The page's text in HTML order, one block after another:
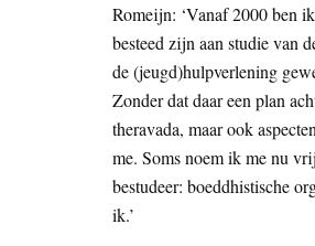
Romeijn: ‘Vanaf 2000 ben
besteed zijn aan studie van
de (jeugd)hulpverlening
Zonder dat daar een plan
theravada, maar ook
me. Soms noem ik me nu
bestudeer: boeddhistische
ik.’